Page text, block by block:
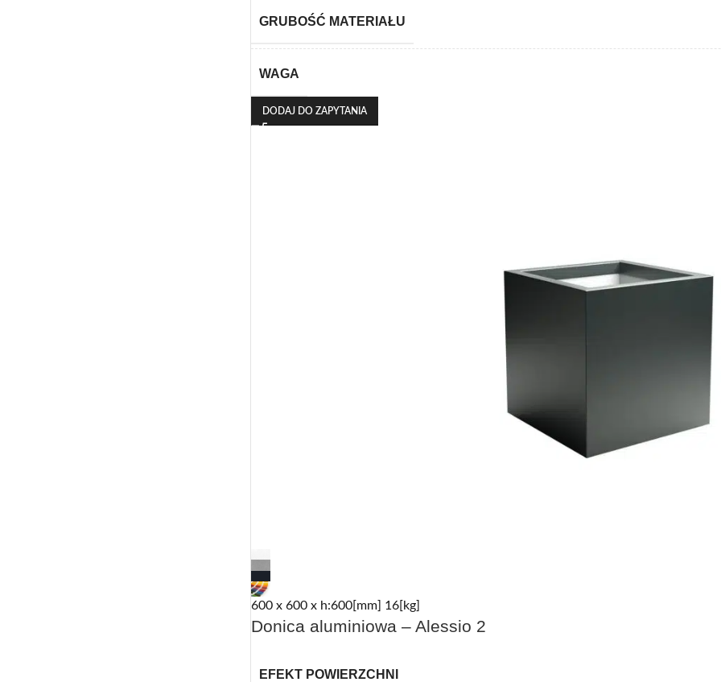
GRUBOŚĆ MATERIAŁU
WAGA
DODAJ DO ZAPYTANIA
600 x 600 x h:600[mm] 16[kg]
Donica aluminiowa – Alessio 2
EFEKT POWIERZCHNI